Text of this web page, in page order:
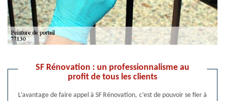
SF Rénovation : un professionnalisme au
profit de tous les clients
L’avantage de faire appel à SF Rénovation, c’est de pouvoir se fier à